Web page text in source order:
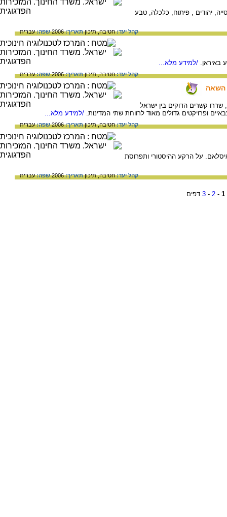
יהודים , פיתוח, כלכלה, טבע
קהל יעד:חטיבה,תיכוןתאריך:2006 שפה:עברית
באיראן. /למידע מלא...
קהל יעד:חטיבה,תיכוןתאריך:2006 שפה:עברית
השאה
עד המהפכה האסלאמית באיראן בשנת 1979, שררו קשרים הדוקים בין ישראל
ופרויקטים גדולים מאוד לרווחת שתי המדינות. /למידע מלא...
קהל יעד:חטיבה,תיכוןתאריך:2006 שפה:עברית
על הרקע ההיסטורי ותפרוסת
קהל יעד:חטיבה,תיכוןתאריך:2006 שפה:עברית
1
-
2
-
3 דפים